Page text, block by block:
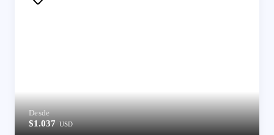
Desde
$1.037USD